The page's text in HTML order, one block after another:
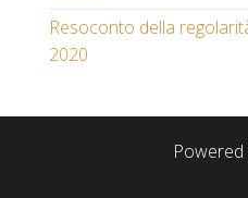
Resoconto della
2020
Powered